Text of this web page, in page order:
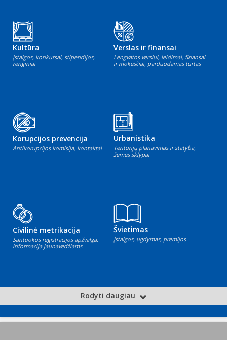
Kultūra
Įstaigos, konkursai, stipendijos,
renginiai
Verslas ir finansai
Lengvatos verslui, leidimai, finansai
ir mokesčiai, parduodamas turtas
Korupcijos prevencija
Antikorupcijos komisija, kontaktai
Urbanistika
Teritorijų planavimas ir statyba,
žemės sklypai
Civilinė metrikacija
Santuokos registracijos apžvalga,
informacija jaunavedžiams
Švietimas
Įstaigos, ugdymas, premijos
Rodyti daugiau